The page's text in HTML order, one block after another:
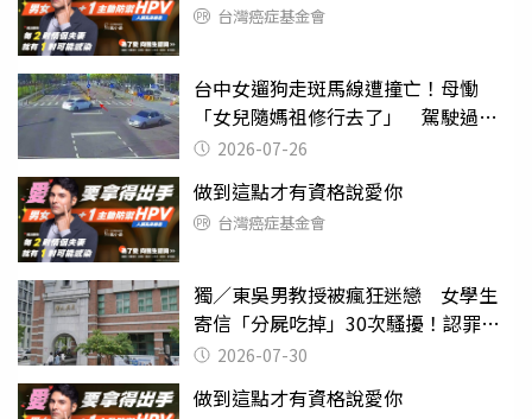
台灣癌症基金會
台中女遛狗走斑馬線遭撞亡！母慟
「女兒隨媽祖修行去了」 駕駛過失
致死判9月
2026-07-26
做到這點才有資格說愛你
台灣癌症基金會
獨／東吳男教授被瘋狂迷戀 女學生
寄信「分屍吃掉」30次騷擾！認罪免
關 2026-07-30
做到這點才有資格說愛你